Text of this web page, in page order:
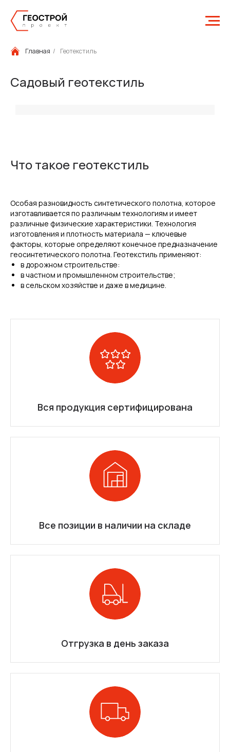
Главная / Геотекстиль
Садовый геотекстиль
Что такое геотекстиль
Особая разновидность синтетического полотна, которое
изготавливается по различным технологиям и имеет
различные физические характеристики. Технология
изготовления и плотность материала — ключевые
факторы, которые определяют конечное предназначение
геосинтетического полотна. Геотекстиль применяют:
в дорожном строительстве:
в частном и промышленном строительстве;
в сельском хозяйстве и даже в медицине.
Вся продукция сертифицирована
Все позиции в наличии на складе
Отгрузка в день заказа